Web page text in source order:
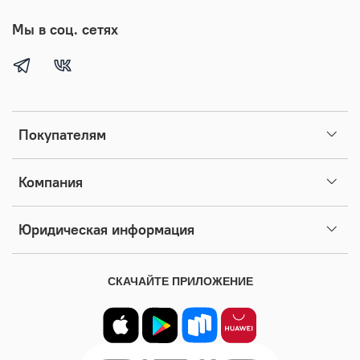
Покупателям
Компания
Юридическая информация
Мы в соц. сетях
СКАЧАЙТЕ ПРИЛОЖЕНИЕ